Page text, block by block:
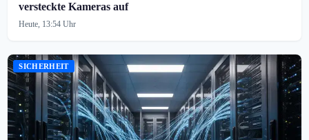
versteckte Kameras auf
Heute, 13:54 Uhr
SICHERHEIT